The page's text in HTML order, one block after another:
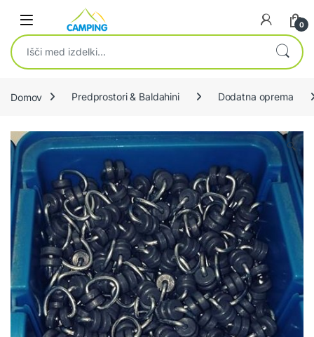
0
Išči:
Domov Predprostori & Baldahini Dodatna oprema
🔍